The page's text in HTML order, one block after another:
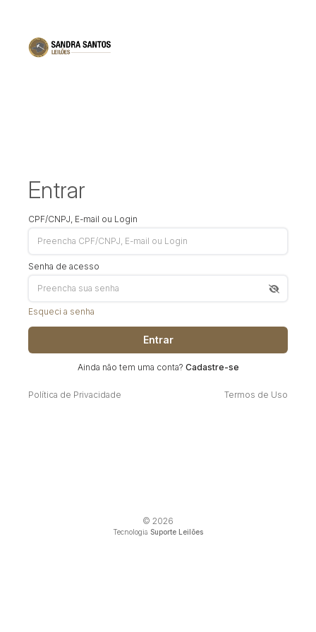
Entrar
CPF/CNPJ, E-mail ou Login
Senha de acesso
Esqueci a senha
Entrar
Ainda não tem uma conta? Cadastre-se
Política de Privacidade Termos de Uso
© 2026
Tecnologia Suporte Leilões